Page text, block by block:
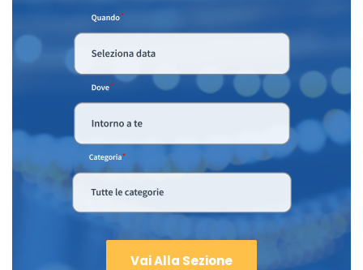
Vai Alla Sezione